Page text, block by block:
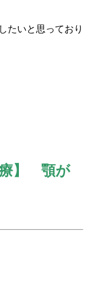
たいと思っており
療】 顎が